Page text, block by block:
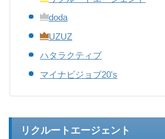
doda
UZUZ
ハタラクティブ
マイナビジョブ20's
リクルートエージェント